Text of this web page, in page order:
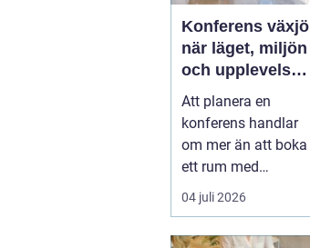
Konferens växjö
när läget, miljön
och upplevelsen
gör skillnad
Att planera en
konferens handlar
om mer än att boka
ett rum med
projektor. Företag
letar efter plats...
04 juli 2026